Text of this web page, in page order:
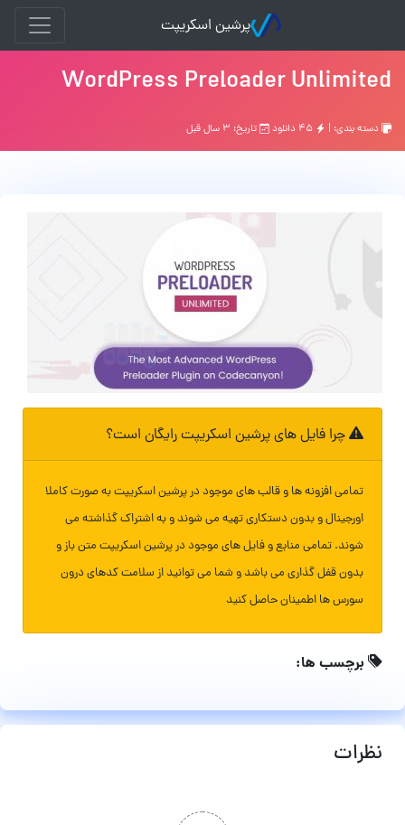
پرشین اسکریپت
WordPress Preloader Unlimited
دسته بندی: | تاریخ: ۳ سال قبل
چرا فایل های پرشین اسکریپت رایگان است؟
تمامی افزونه ها و قالب های موجود در پرشین اسکریپت به صورت کاملا
اورجینال و بدون دستکاری تهیه می شوند و به اشتراک گذاشته می
شوند. تمامی منابع و فایل های موجود در پرشین اسکریپت متن باز و
بدون قفل گذاری می باشد و شما می توانید از سلامت کدهای درون
سورس ها اطمینان حاصل کنید
برچسب ها:
نظرات